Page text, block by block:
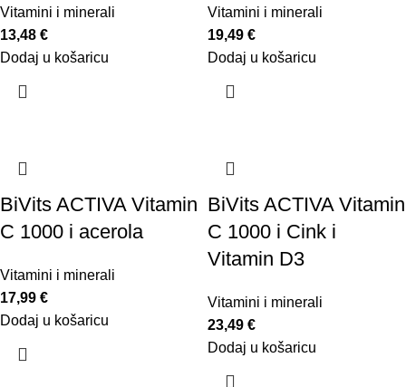
Vitamini i minerali
13,48 €
Dodaj u košaricu
Vitamini i minerali
19,49 €
Dodaj u košaricu
BiVits ACTIVA Vitamin
C 1000 i acerola
Vitamini i minerali
17,99 €
Dodaj u košaricu
BiVits ACTIVA Vitamin
C 1000 i Cink i
Vitamin D3
Vitamini i minerali
23,49 €
Dodaj u košaricu